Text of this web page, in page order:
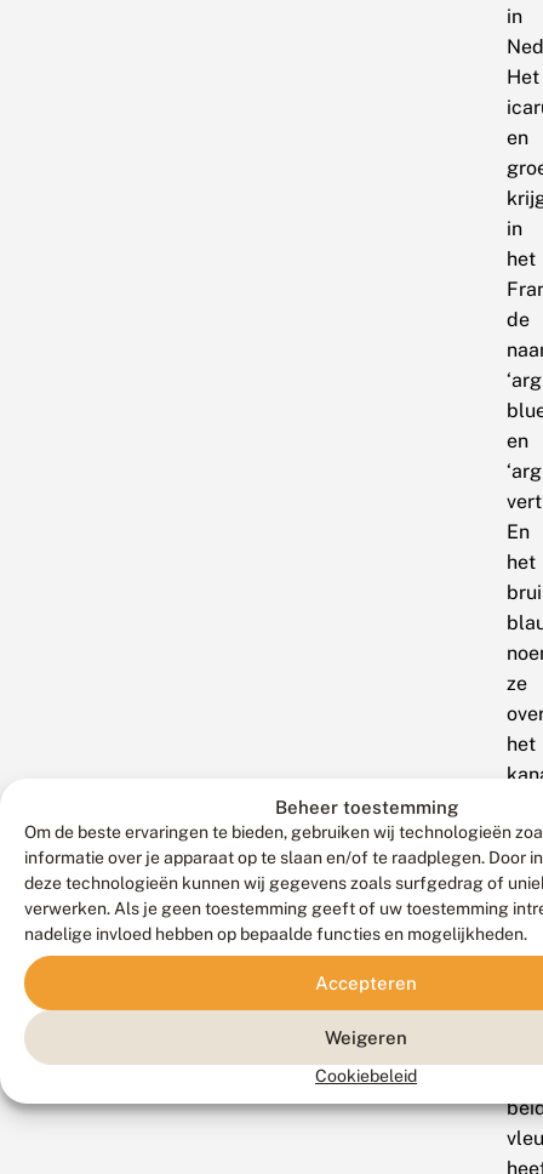
Beheer toestemming
Om de beste ervaringen te bieden, gebruiken wij technologieën
informatie over je apparaat op te slaan en/of te raadplegen. Door
deze technologieën kunnen wij gegevens zoals surfgedrag of
verwerken. Als je geen toestemming geeft of uw toestemming
nadelige invloed hebben op bepaalde functies en mogelijkheden.
Accepteren
Weigeren
Cookiebeleid
in
Het
en
in
het
de
en
En
het
ze
het
zijn